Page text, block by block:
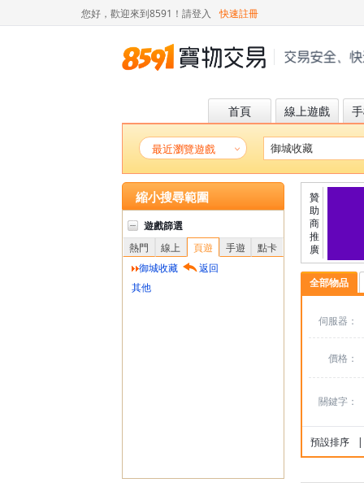
您好，歡迎來到8591！ 請登入 快速註冊
首頁 線上遊戲
最近瀏覽遊戲
縮小搜尋範圍
遊戲篩選
熱門
線上 頁遊 手遊
點卡
御城收藏
返回
其他
贊
助
商
推
廣
全部物品
伺服器：
價格：
關鍵字：
預設排序 |